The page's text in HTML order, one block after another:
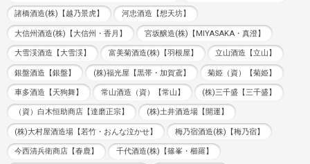
諸橋酒造(株)【越乃景虎】 河忠酒造【想天坊】
大信州酒造(株)【大信州・香月】 宮坂醸造(株)【MIYASAKA・真澄】
大雪渓酒造【大雪渓】 富美菊酒造(株)【羽根屋】 立山酒造【立山】
銀盤酒造【銀盤】 (株)福光屋【黒帯・加賀鳶】 菊姫（資）【菊姫】
車多酒造【天狗舞】 常山酒造（資）【常山】 (株)三千盛【三千盛】
（資）白木恒助商店【達磨正宗】 (株)土井酒造場【開運】
(株)大村屋酒造場【若竹・おんな泣かせ】 梅乃宿酒造(株)【梅乃宿】
今西清兵衛商店【春鹿】 千代酒造(株)【篠峯・櫛羅】